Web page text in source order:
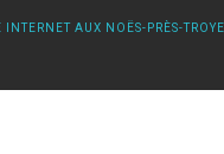
AUX NOËS-PRÈS-